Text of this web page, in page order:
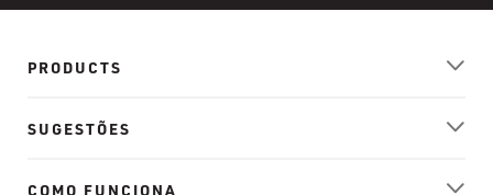
PRODUCTS
SUGESTÕES
COMO FUNCIONA